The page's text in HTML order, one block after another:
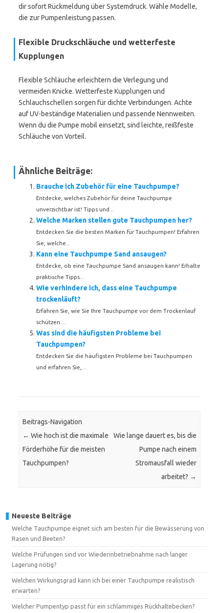
dir sofort Rückmeldung über Systemdruck. Wähle Modelle,
die zur Pumpenleistung passen.
Flexible Druckschläuche und wetterfeste
Kupplungen
Flexible Schläuche erleichtern die Verlegung und
vermeiden Knicke. Wetterfeste Kupplungen und
Schlauchschellen sorgen für dichte Verbindungen. Achte
auf UV-beständige Materialien und passende Nennweiten.
Wenn du die Pumpe mobil einsetzt, sind leichte, reißfeste
Schläuche von Vorteil.
Ähnliche Beiträge:
Brauche ich Zubehör für eine Tauchpumpe?
Entdecke, welches Zubehör für deine Tauchpumpe
unverzichtbar ist! Tipps und...
Welche Marken stellen gute Tauchpumpen her?
Entdecken Sie die besten Marken für Tauchpumpen! Erfahren
Sie, welche...
Kann eine Tauchpumpe Sand ansaugen?
Entdecke, ob eine Tauchpumpe Sand ansaugen kann! Erhalte
praktische Tipps...
Wie verhindere ich, dass eine Tauchpumpe
trockenläuft?
Erfahren Sie, wie Sie Ihre Tauchpumpe vor dem Trockenlauf
schützen....
Was sind die häufigsten Probleme bei
Tauchpumpen?
Entdecken Sie die häufigsten Probleme bei Tauchpumpen
und erfahren Sie,...
Beitrags-Navigation
← Wie hoch ist die maximale
Förderhöhe für die meisten
Tauchpumpen?
Wie lange dauert es, bis die
Pumpe nach einem
Stromausfall wieder
arbeitet? →
Neueste Beiträge
Welche Tauchpumpe eignet sich am besten für die Bewässerung von
Rasen und Beeten?
Welche Prüfungen sind vor Wiederinbetriebnahme nach langer
Lagerung nötig?
Welchen Wirkungsgrad kann ich bei einer Tauchpumpe realistisch
erwarten?
Welcher Pumpentyp passt für ein schlammiges Rückhaltebecken?